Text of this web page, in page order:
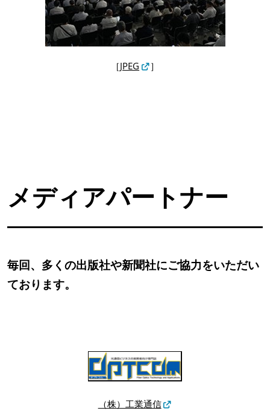
［JPEG ］
メディアパートナー
毎回、多くの出版社や新聞社にご協力をいただい
ております。
（株）工業通信